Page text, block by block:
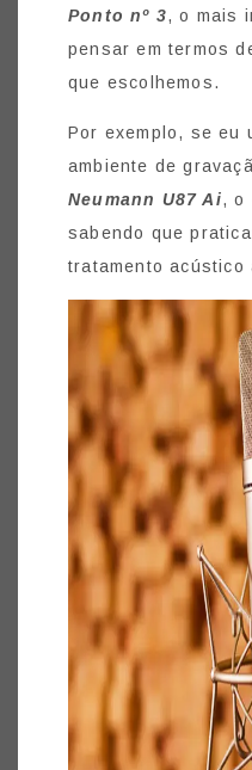
Ponto nº 3, o mais
pensar em termos
que escolhemos.
Por exemplo, se eu
ambiente de
Neumann U87 Ai, o
sabendo que
tratamento acústico